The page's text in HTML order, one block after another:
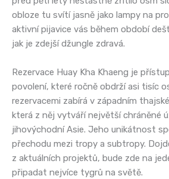
obloze tu svítí jasně jako lampy na
aktivní pijavice vás během období
jak je zdejší džungle zdravá.
Rezervace Huay Kha Khaeng je
povolení, které ročně obdrží asi tisíc
rezervacemi zabírá v západním
která z něj vytváří největší chráněné
jihovýchodní Asie. Jeho unikátnost
přechodu mezi tropy a subtropy.
z aktuálních projektů, bude zde na
připadat nejvíce tygrů na světě.